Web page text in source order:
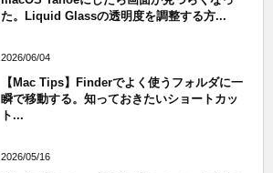
た。Liquid Glassの透明度を調整する方...
2026/06/04
【Mac Tips】Finderでよく使うフォルダに一
瞬で移動する。知っておきたいショートカッ
ト...
2026/05/16